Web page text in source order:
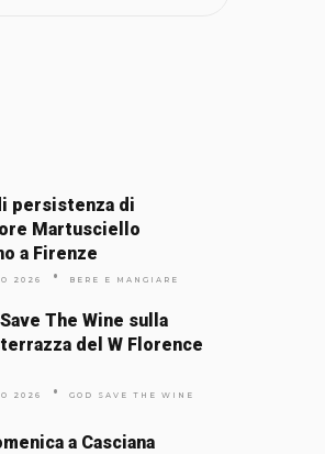
persistenza di
Martusciello
a Firenze
2026 BERE E MANGIARE
The Wine sulla
del W Florence
2026 GOD SAVE THE WINE
a Casciana